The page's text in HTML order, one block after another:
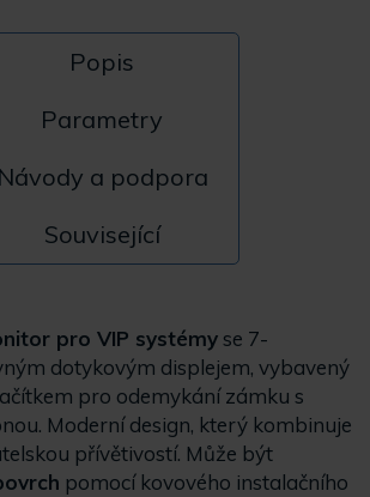
Popis
Parametry
Návody a podpora
Související
pro VIP systémyse 7-
dotykovým displejem, vybavený
pro odemykání zámku s
Moderní design, který kombinuje
přívětivostí. Může být
pomocí kovového instalačního